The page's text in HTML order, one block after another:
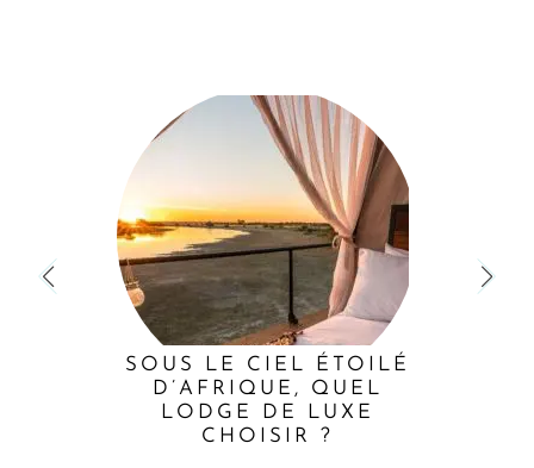
SOUS LE CIEL ÉTOILÉ
D’AFRIQUE, QUEL
LODGE DE LUXE
CHOISIR ?